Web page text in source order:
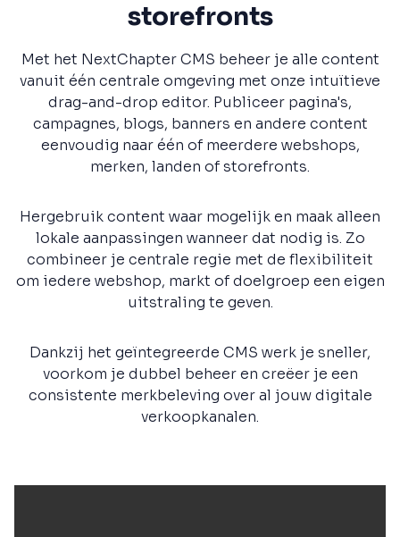
storefronts
Met het NextChapter CMS beheer je alle content
vanuit één centrale omgeving met onze intuïtieve
drag-and-drop editor. Publiceer pagina's,
campagnes, blogs, banners en andere content
eenvoudig naar één of meerdere webshops,
merken, landen of storefronts.
Hergebruik content waar mogelijk en maak alleen
lokale aanpassingen wanneer dat nodig is. Zo
combineer je centrale regie met de flexibiliteit
om iedere webshop, markt of doelgroep een eigen
uitstraling te geven.
Dankzij het geïntegreerde CMS werk je sneller,
voorkom je dubbel beheer en creëer je een
consistente merkbeleving over al jouw digitale
verkoopkanalen.